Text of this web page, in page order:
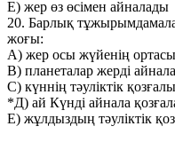
Е) жер өз өсімен айналады
20. Барлық
жоғы:
А) жер осы жүйенің
В) планеталар жерді
С) күннің тәуліктік
*Д) ай Күнді айнала
Е) жұлдыздың тәуліктік